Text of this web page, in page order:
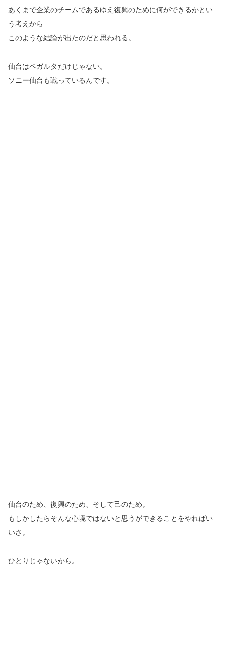
あくまで企業のチームであるゆえ復興のために何ができるかとい
う考えから
このような結論が出たのだと思われる。
仙台はベガルタだけじゃない。
ソニー仙台も戦っているんです。
仙台のため、復興のため、そして己のため。
もしかしたらそんな心境ではないと思うができることをやればい
いさ。
ひとりじゃないから。